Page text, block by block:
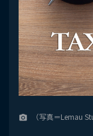
camera_alt （写真＝Lemau